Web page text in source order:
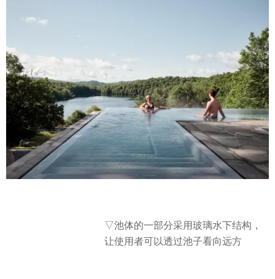
▽池体的一部分采用玻璃水下结构，
让使用者可以透过池子看向远方